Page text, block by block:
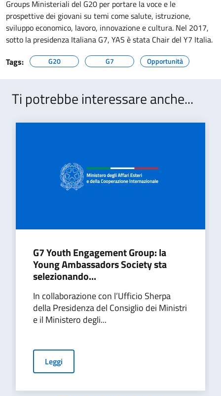
Groups Ministeriali del G20 per portare la voce e le
prospettive dei giovani su temi come salute, istruzione,
sviluppo economico, lavoro, innovazione e cultura. Nel 2017,
sotto la presidenza Italiana G7, YAS è stata Chair del Y7 Italia.
Tags:
G20 G7 Opportunità
Ti potrebbe interessare anche...
G7 Youth Engagement Group: la
Young Ambassadors Society sta
selezionando...
In collaborazione con l’Ufficio Sherpa
della Presidenza del Consiglio dei Ministri
e il Ministero degli...
Leggi